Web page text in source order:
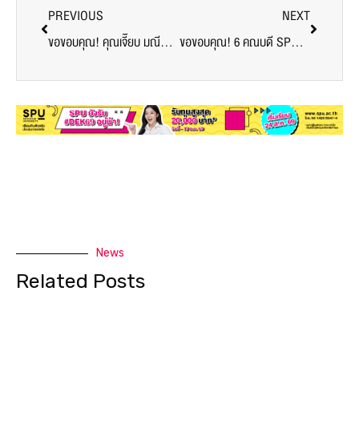
PREVIOUS
ขอขอบคุณ! คุณเจี๊ยบ มณีพร ดวงมณี ABC #2 มอบข้าวต้มมัดใจแม่มณี สนับสนุนศูนย์วัคซีนมหาวิทยาลัยศรีปทุม
NEXT
ขอขอบคุณ! 6 คณบดี SPU มอบน้ำส้มคั้น ส่งกำลังใจบุคลากรทางการแพทย์ อาสาสมัคร ศูนย์ฉีดวัคซีนมหาวิทยาลัยศรีปทุม
News
Related Posts